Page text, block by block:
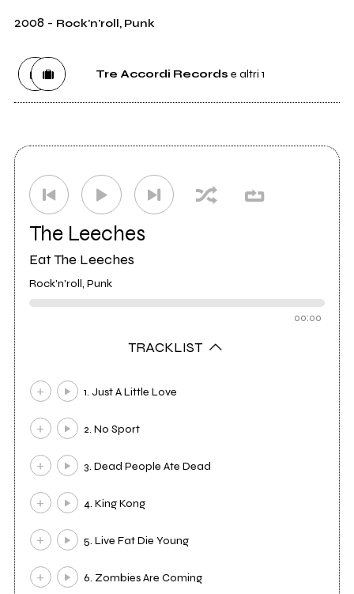
2008 - Rock'n'roll, Punk
Tre Accordi Records e altri 1
The Leeches
Eat The Leeches
Rock'n'roll, Punk
00:00
TRACKLIST
1. Just A Little Love
2. No Sport
3. Dead People Ate Dead
4. King Kong
5. Live Fat Die Young
6. Zombies Are Coming